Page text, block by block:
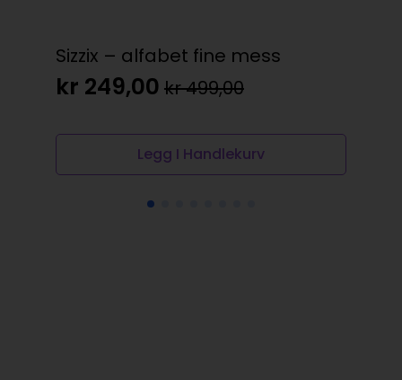
Sizzix – alfabet fine mess
kr499,00
Opprinnelig
pris
kr 499,00.
kr 249,00
Nåværende
pris
kr 249,00.
Legg I Handlekurv